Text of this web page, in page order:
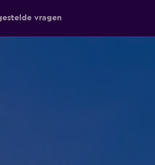
vragen